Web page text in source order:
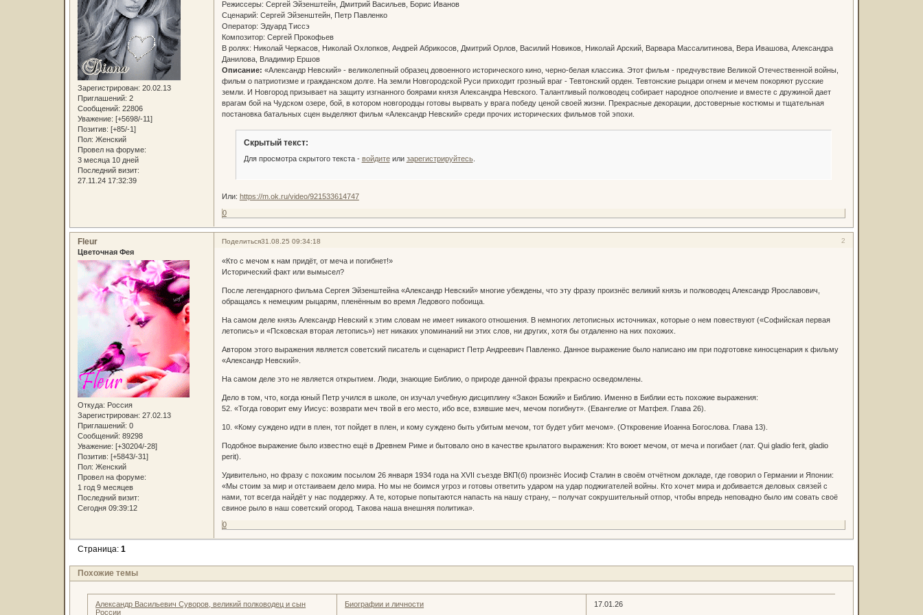
Зарегистрирован: 20.02.13
Приглашений: 2
Сообщений: 22806
Уважение: [+5698/-11]
Позитив: [+85/-1]
Пол: Женский
Провел на форуме:
3 месяца 10 дней
Последний визит:
27.11.24 17:32:39
Режиссеры: Сергей Эйзенштейн, Дмитрий Васильев, Борис Иванов
Сценарий: Сергей Эйзенштейн, Петр Павленко
Оператор: Эдуард Тиссэ
Композитор: Сергей Прокофьев
В ролях: Николай Черкасов, Николай Охлопков, Андрей Абрикосов, Дмитрий Орлов, Василий Новиков, Николай Арский, Варвара Массалитинова, Вера Ивашова, Александра
Данилова, Владимир Ершов
Описание: «Александр Невский» - великолепный образец довоенного исторического кино, черно-белая классика. Этот фильм - предчувствие Великой Отечественной войны,
фильм о патриотизме и гражданском долге. На земли Новгородской Руси приходит грозный враг - Тевтонский орден. Тевтонские рыцари огнем и мечем покоряют русские
земли. И Новгород призывает на защиту изгнанного боярами князя Александра Невского. Талантливый полководец собирает народное ополчение и вместе с дружиной дает
врагам бой на Чудском озере, бой, в котором новгородцы готовы вырвать у врага победу ценой своей жизни. Прекрасные декорации, достоверные костюмы и тщательная
постановка батальных сцен выделяют фильм «Александр Невский» среди прочих исторических фильмов той эпохи.
Скрытый текст:
Для просмотра скрытого текста - войдитеили зарегистрируйтесь.
Или: https://m.ok.ru/video/921533614747
0
Поделиться 2
31.08.25 09:34:18
Fleur
Цветочная Фея
Откуда: Россия
Зарегистрирован: 27.02.13
Приглашений: 0
Сообщений: 89298
Уважение: [+30204/-28]
Позитив: [+5843/-31]
Пол: Женский
Провел на форуме:
1 год 9 месяцев
Последний визит:
Сегодня 09:39:12
«Кто с мечом к нам придёт, от меча и погибнет!»
Исторический факт или вымысел?
После легендарного фильма Сергея Эйзенштейна «Александр Невский» многие убеждены, что эту фразу произнёс великий князь и полководец Александр Ярославович,
обращаясь к немецким рыцарям, пленённым во время Ледового побоища.
На самом деле князь Александр Невский к этим словам не имеет никакого отношения. В немногих летописных источниках, которые о нем повествуют («Софийская первая
летопись» и «Псковская вторая летопись») нет никаких упоминаний ни этих слов, ни других, хотя бы отдаленно на них похожих.
Автором этого выражения является советский писатель и сценарист Петр Андреевич Павленко. Данное выражение было написано им при подготовке киносценария к фильму
«Александр Невский».
На самом деле это не является открытием. Люди, знающие Библию, о природе данной фразы прекрасно осведомлены.
Дело в том, что, когда юный Петр учился в школе, он изучал учебную дисциплину «Закон Божий» и Библию. Именно в Библии есть похожие выражения:
52. «Тогда говорит ему Иисус: возврати меч твой в его место, ибо все, взявшие меч, мечом погибнут». (Евангелие от Матфея. Глава 26).
10. «Кому суждено идти в плен, тот пойдет в плен, и кому суждено быть убитым мечом, тот будет убит мечом». (Откровение Иоанна Богослова. Глава 13).
Подобное выражение было известно ещё в Древнем Риме и бытовало оно в качестве крылатого выражения: Кто воюет мечом, от меча и погибает (лат. Qui gladio ferit, gladio
perit).
Удивительно, но фразу с похожим посылом 26 января 1934 года на XVII съезде ВКП(б) произнёс Иосиф Сталин в своём отчётном докладе, где говорил о Германии и Японии:
«Мы стоим за мир и отстаиваем дело мира. Но мы не боимся угроз и готовы ответить ударом на удар поджигателей войны. Кто хочет мира и добивается деловых связей с
нами, тот всегда найдёт у нас поддержку. А те, которые попытаются напасть на нашу страну, – получат сокрушительный отпор, чтобы впредь неповадно было им совать своё
свиное рыло в наш советский огород. Такова наша внешняя политика».
0
Страница: 1
Похожие темы
Александр Васильевич Суворов, великий полководец и сын
России
Биографии и личности 17.01.26